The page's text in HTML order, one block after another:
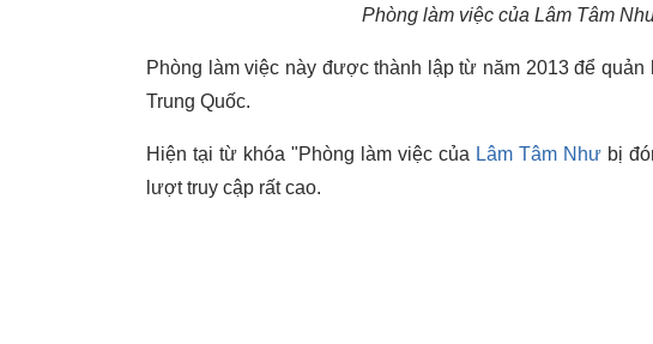
Phòng làm việc của Lâm Tâm
Phòng làm việc này được thành lập từ năm 2013 để
Trung Quốc.
Hiện tại từ khóa "Phòng làm việc của Lâm Tâm Như bị
lượt truy cập rất cao.